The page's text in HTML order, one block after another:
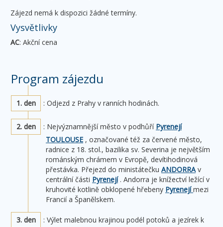
Zájezd nemá k dispozici žádné termíny.
Vysvětlivky
AC: Akční cena
Program zájezdu
1. den : Odjezd z Prahy v ranních hodinách.
2. den : Nejvýznamnější město v podhůří Pyrenejí
TOULOUSE , označované též za červené město,
radnice z 18. stol., bazilika sv. Severina je největším
románským chrámem v Evropě, devítihodinová
přestávka. Přejezd do ministátečku ANDORRA v
centrální části Pyrenejí. Andorra je knížectví ležící v
kruhovité kotlině obklopené hřebeny Pyrenejímezi
Francií a Španělskem.
3. den
: Výlet malebnou krajinou podél potoků a jezírek k